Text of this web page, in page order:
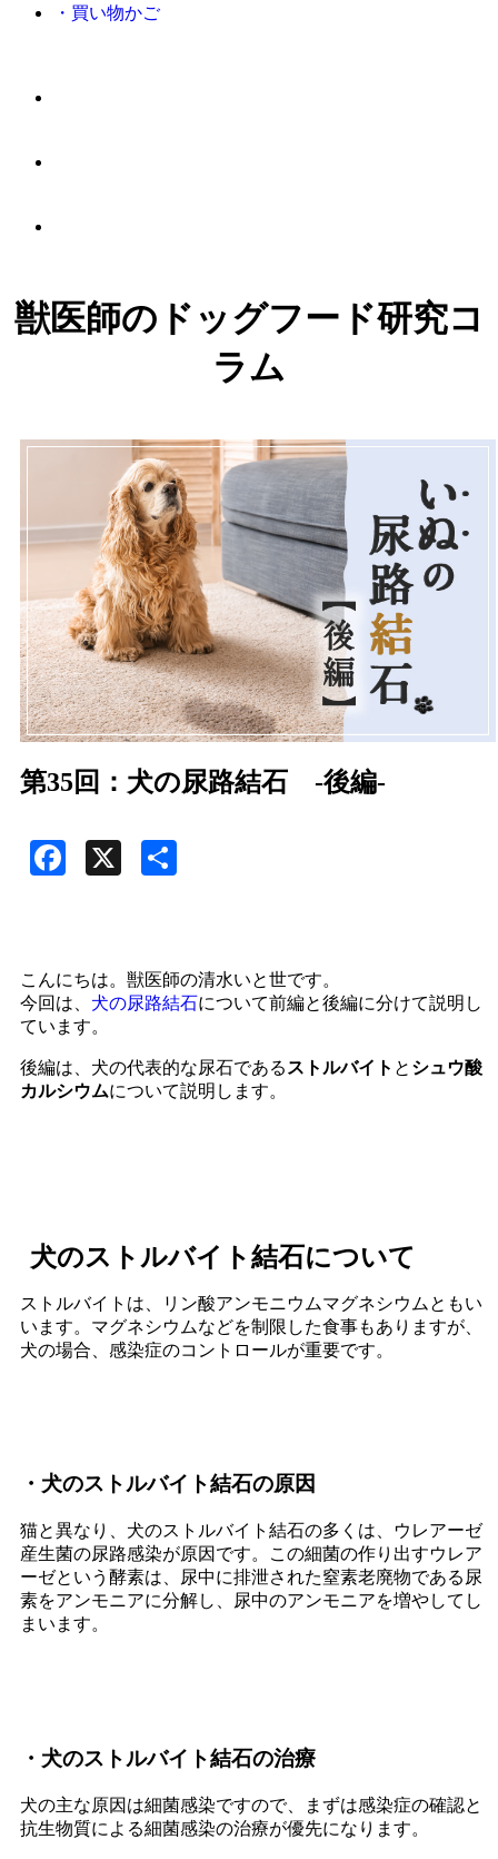
・買い物かご
獣医師のドッグフード研究コ
ラム
第35回：犬の尿路結石 -後編-
Facebook
こんにちは。獣医師の清水いと世です。
今回は、 犬の尿路結石について前編と後編に分けて説明し
ています。
後編は、犬の代表的な尿石である ストルバイト と シュウ酸
カルシウムについて説明します。
犬のストルバイト結石について
ストルバイトは、リン酸アンモニウムマグネシウムともい
います。マグネシウムなどを制限した食事もありますが、
犬の場合、感染症のコントロールが重要です。
・犬のストルバイト結石の原因
猫と異なり、犬のストルバイト結石の多くは、ウレアーゼ
産生菌の尿路感染が原因です。この細菌の作り出すウレア
ーゼという酵素は、尿中に排泄された窒素老廃物である尿
素をアンモニアに分解し、尿中のアンモニアを増やしてし
まいます。
・犬のストルバイト結石の治療
犬の主な原因は細菌感染ですので、まずは感染症の確認と
抗生物質による細菌感染の治療が優先になります。